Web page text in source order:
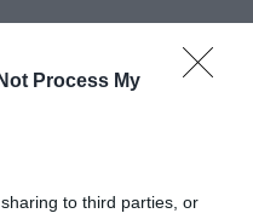
Process My
to third parties, or